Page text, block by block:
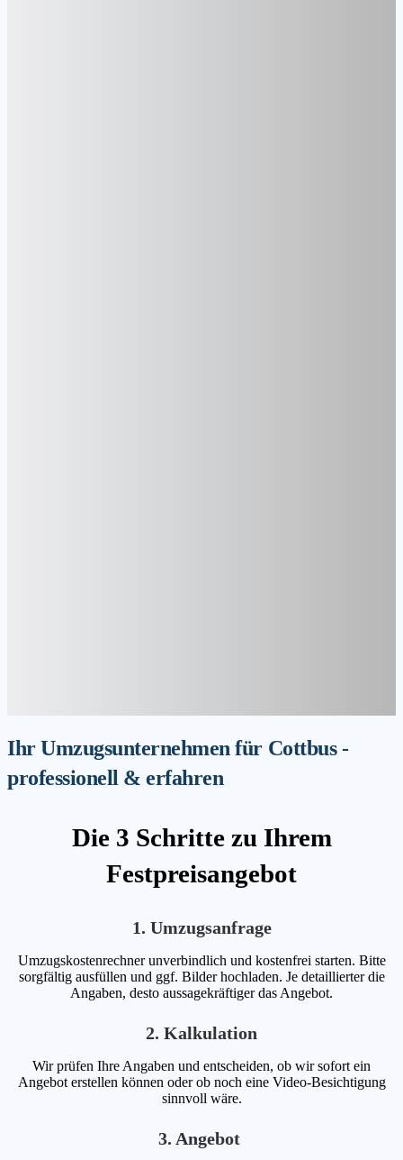
Ihr Umzugsunternehmen für Cottbus -
professionell & erfahren
Die 3 Schritte zu Ihrem
Festpreisangebot
1. Umzugsanfrage
Umzugskostenrechner unverbindlich und kostenfrei starten. Bitte
sorgfältig ausfüllen und ggf. Bilder hochladen. Je detaillierter die
Angaben, desto aussagekräftiger das Angebot.
2. Kalkulation
Wir prüfen Ihre Angaben und entscheiden, ob wir sofort ein
Angebot erstellen können oder ob noch eine Video-Besichtigung
sinnvoll wäre.
3. Angebot